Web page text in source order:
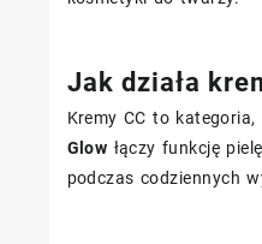
Jak działa
Kremy CC to
Glow łączy funkcję
podczas codziennych